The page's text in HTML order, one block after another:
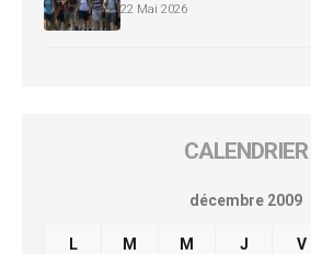
22 Mai 2026
CALENDRIER
décembre 2009
L M M J V